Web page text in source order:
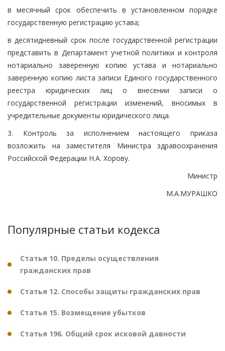
в месячный срок обеспечить в установленном порядке
государственную регистрацию устава;
в десятидневный срок после государственной регистрации
представить в Департамент учетной политики и контроля
нотариально заверенную копию устава и нотариально
заверенную копию листа записи Единого государственного
реестра юридических лиц о внесении записи о
государственной регистрации изменений, вносимых в
учредительные документы юридического лица.
3. Контроль за исполнением настоящего приказа
возложить на заместителя Министра здравоохранения
Российской Федерации Н.А. Хорову.
Министр
М.А.МУРАШКО
Популярные статьи кодекса
Статья 10. Пределы осуществления
гражданских прав
Статья 12. Способы защиты гражданских прав
Статья 15. Возмещение убытков
Статья 196. Общий срок исковой давности